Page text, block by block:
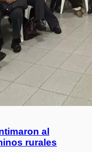
al
rurales